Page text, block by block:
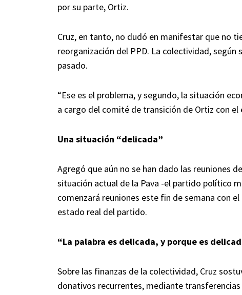
por su parte, Ortiz.
Cruz, en tanto, no dudó en manifestar que no
reorganización del PPD. La colectividad,
pasado.
“Ese es el problema, y segundo, la situación
a cargo del comité de transición de Ortiz con
Una situación “delicada”
Agregó que aún no se han dado las reuniones
situación actual de la Pava -el partido político
comenzará reuniones este fin de semana con
estado real del partido.
“La palabra es delicada, y porque es
Sobre las finanzas de la colectividad, Cruz
donativos recurrentes, mediante